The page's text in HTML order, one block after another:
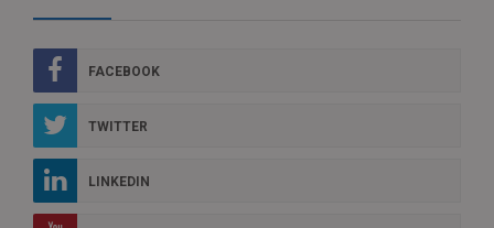
FACEBOOK
TWITTER
LINKEDIN